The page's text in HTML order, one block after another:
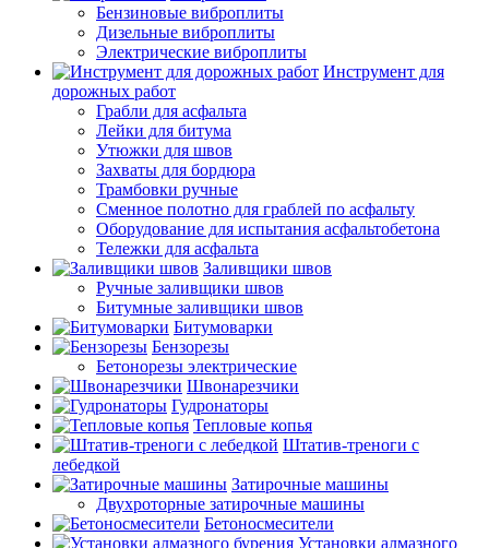
Бензиновые виброплиты
Дизельные виброплиты
Электрические виброплиты
Инструмент для
дорожных работ
Грабли для асфальта
Лейки для битума
Утюжки для швов
Захваты для бордюра
Трамбовки ручные
Сменное полотно для граблей по асфальту
Оборудование для испытания асфальтобетона
Тележки для асфальта
Заливщики швов
Ручные заливщики швов
Битумные заливщики швов
Битумоварки
Бензорезы
Бетонорезы электрические
Швонарезчики
Гудронаторы
Тепловые копья
Штатив-треноги с
лебедкой
Затирочные машины
Двухроторные затирочные машины
Бетоносмесители
Установки алмазного